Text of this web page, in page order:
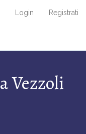
Login Registrati
Vezzoli